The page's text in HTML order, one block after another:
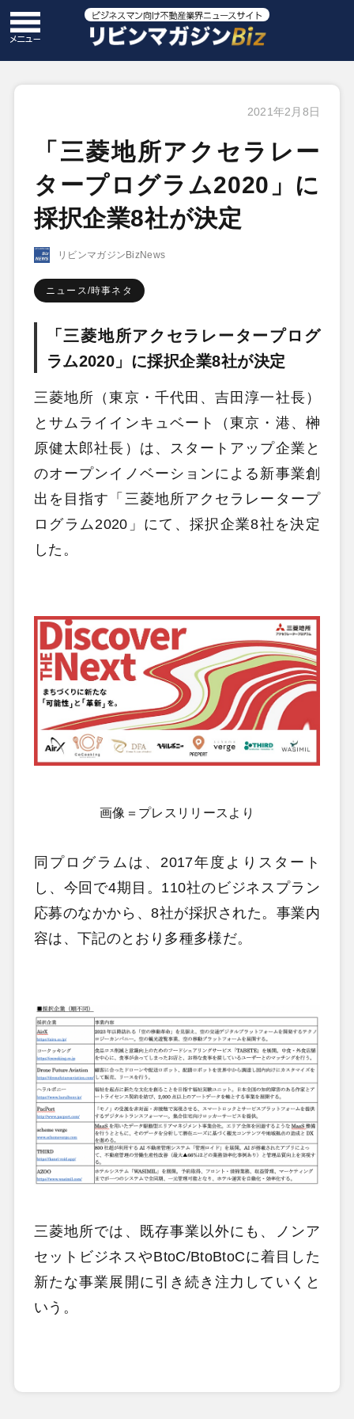
2021年2月8日
「三菱地所アクセラレー
タープログラム2020」に
採択企業8社が決定
リビンマガジンBizNews
ニュース/時事ネタ
「三菱地所アクセラレータープログ
ラム2020」に採択企業8社が決定
三菱地所（東京・千代田、吉田淳一社長）
とサムライインキュベート（東京・港、榊
原健太郎社長）は、スタートアップ企業と
のオープンイノベーションによる新事業創
出を目指す「三菱地所アクセラレータープ
ログラム2020」にて、採択企業8社を決定
した。
画像＝プレスリリースより
同プログラムは、2017年度よりスタート
し、今回で4期目。110社のビジネスプラン
応募のなかから、8社が採択された。事業内
容は、下記のとおり多種多様だ。
三菱地所では、既存事業以外にも、ノンア
セットビジネスやBtoC/BtoBtoCに着目した
新たな事業展開に引き続き注力していくと
いう。